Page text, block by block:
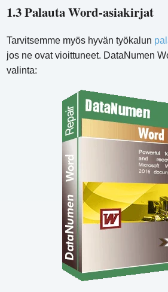
1.3 Palauta Word-asiakirjat
Tarvitsemme myös hyvän työkalun
jos ne ovat vioittuneet. DataNumen
valinta: